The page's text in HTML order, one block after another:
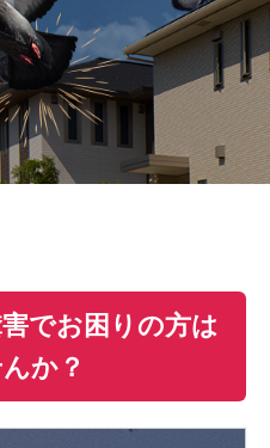
でお困りの方は
か？